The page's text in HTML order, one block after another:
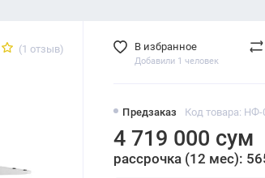
(1 отзыв)
Предзаказ Код товара: НФ-
4 719 000 сум
рассрочка (12 мес):
В избранное
Добавили 1 человек